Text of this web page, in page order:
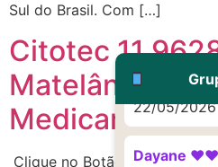
Sul do Brasil. Com […]
Citotec 11
Matelândia-
Clique no Botão e Compre
http://
Muito
22/05/2026
Dayane